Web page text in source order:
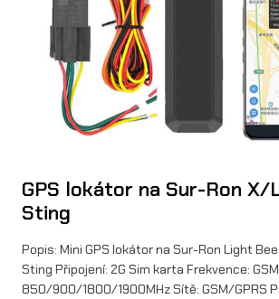
GPS lokátor na Sur-Ron X/
Sting
Popis: Mini GPS lokátor na Sur-Ron Light
Sting Připojení: 2G Sim karta Frekvence: GSM
850/900/1800/1900MHz Sítě: GSM/GPRS